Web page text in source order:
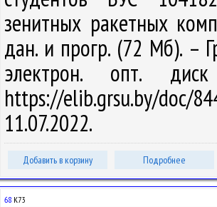
зенитных ракетных
дан. и прогр. (72 Мб). –
электрон. опт.
https://elib.grsu.by/
11.07.2022.
Добавить в корзину Подробнее
68 К73